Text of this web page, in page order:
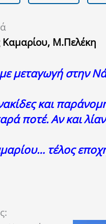
Μ.Πελέκη
μεταγωγή στην
και
ποτέ. Αν και
τέλος